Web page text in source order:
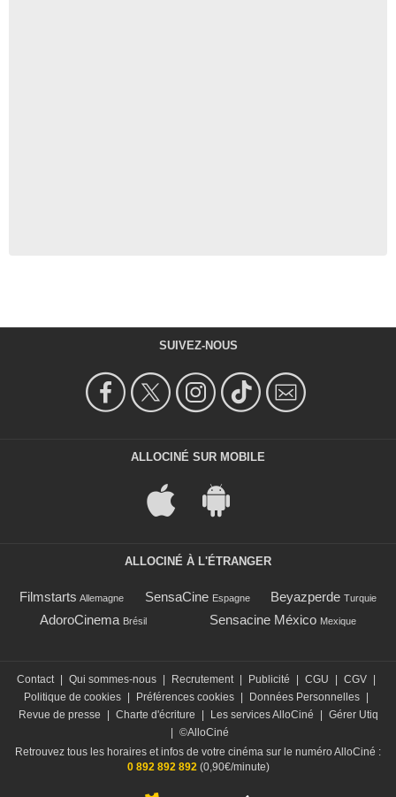
SUIVEZ-NOUS
ALLOCINÉ SUR MOBILE
ALLOCINÉ À L'ÉTRANGER
Filmstarts Allemagne SensaCine Espagne Beyazperde Turquie
AdoroCinema Brésil Sensacine México Mexique
Contact Qui sommes-nous Recrutement Publicité CGU CGV
Politique de cookies
Préférences cookies Données Personnelles
Revue de presse
Charte d'écriture Les services AlloCiné
Gérer Utiq
©AlloCiné
Retrouvez tous les horaires et infos de votre cinéma sur le numéro AlloCiné :
0 892 892 892(0,90€/minute)